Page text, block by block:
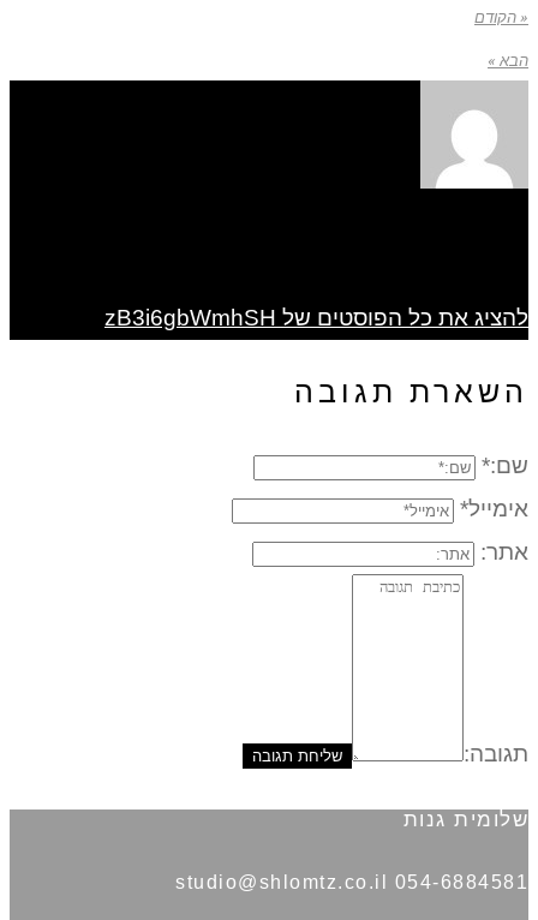
« הקודם
הבא »
להציג את כל הפוסטים של zB3i6gbWmhSH
השארת תגובה
שם:*
אימייל*
אתר:
תגובה:
שלומית גנות
054-6884581 studio@shlomtz.co.il